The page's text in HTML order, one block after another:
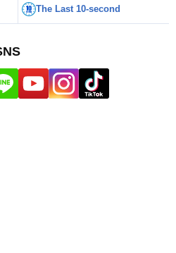
The Last 10-second